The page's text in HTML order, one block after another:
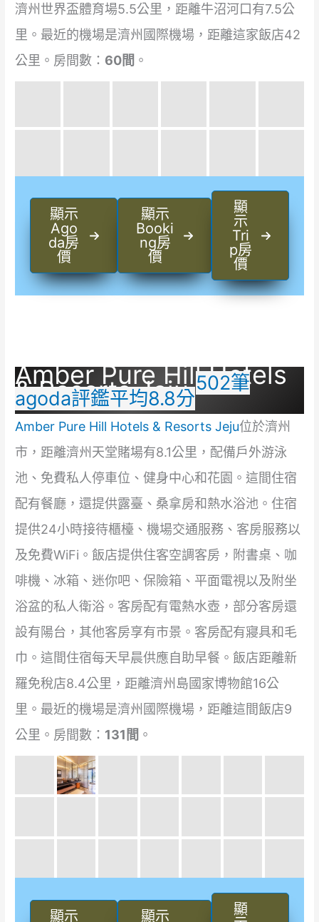
濟州世界盃體育場5.5公里，距離牛沼河口有7.5公
里。最近的機場是濟州國際機場，距離這家飯店42
公里。房間數： 60間 。
顯示
Ago
da房
價
顯示
Booki
ng房
價
顯
示
Tri
p房
價
Amber Pure Hill Hotels
& Resorts Jeju502筆
agoda評鑑平均8.8分
Amber Pure Hill Hotels & Resorts Jeju位於濟州
市，距離濟州天堂賭場有8.1公里，配備戶外游泳
池、免費私人停車位、健身中心和花園。這間住宿
配有餐廳，還提供露臺、桑拿房和熱水浴池。住宿
提供24小時接待櫃檯、機場交通服務、客房服務以
及免費WiFi。飯店提供住客空調客房，附書桌、咖
啡機、冰箱、迷你吧、保險箱、平面電視以及附坐
浴盆的私人衛浴。客房配有電熱水壺，部分客房還
設有陽台，其他客房享有市景。客房配有寢具和毛
巾。這間住宿每天早晨供應自助早餐。飯店距離新
羅免稅店8.4公里，距離濟州島國家博物館16公
里。最近的機場是濟州國際機場，距離這間飯店9
公里。房間數： 131間 。
顯示
顯示
顯